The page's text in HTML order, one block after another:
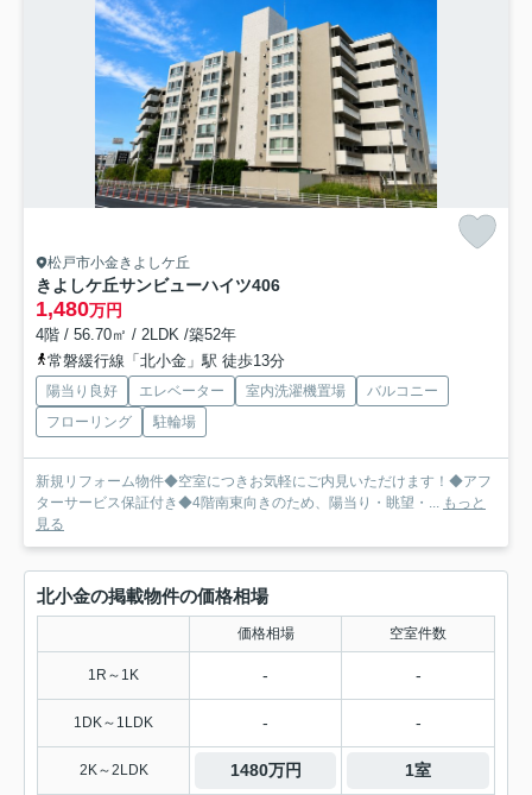
松戸市小金きよしケ丘
きよしケ丘サンビューハイツ406
1,480万円
4階 / 56.70㎡ / 2LDK /築52年
常磐緩行線「北小金」駅 徒歩13分
陽当り良好 エレベーター 室内洗濯機置場
バルコニー
フローリング
駐輪場
新規リフォーム物件◆空室につきお気軽にご内見いただけます！◆アフ
ターサービス保証付き◆4階南東向きのため、陽当り・眺望・... もっと
見る
北小金の掲載物件の価格相場
価格相場 空室件数
1R～1K - -
1DK～1LDK - -
2K～2LDK 1480万円 1室